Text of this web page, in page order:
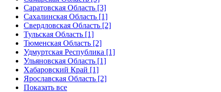
Саратовская Область [3]
Сахалинская Область [1]
Свердловская Область [2]
Тульская Область [1]
Тюменская Область [2]
Удмуртская Республика [1]
Ульяновская Область [1]
Хабаровский Край [1]
Ярославская Область [2]
Показать все